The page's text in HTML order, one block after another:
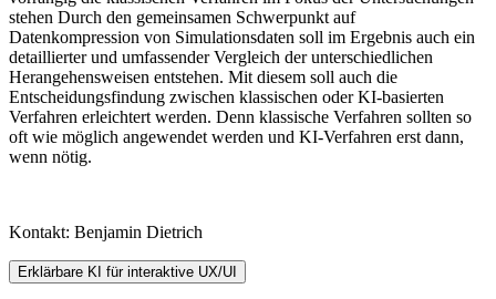
stehen Durch den gemeinsamen Schwerpunkt auf
Datenkompression von Simulationsdaten soll im Ergebnis auch ein
detaillierter und umfassender Vergleich der unterschiedlichen
Herangehensweisen entstehen. Mit diesem soll auch die
Entscheidungsfindung zwischen klassischen oder KI-basierten
Verfahren erleichtert werden. Denn klassische Verfahren sollten so
oft wie möglich angewendet werden und KI-Verfahren erst dann,
wenn nötig.
Kontakt: Benjamin Dietrich
Erklärbare KI für interaktive UX/UI